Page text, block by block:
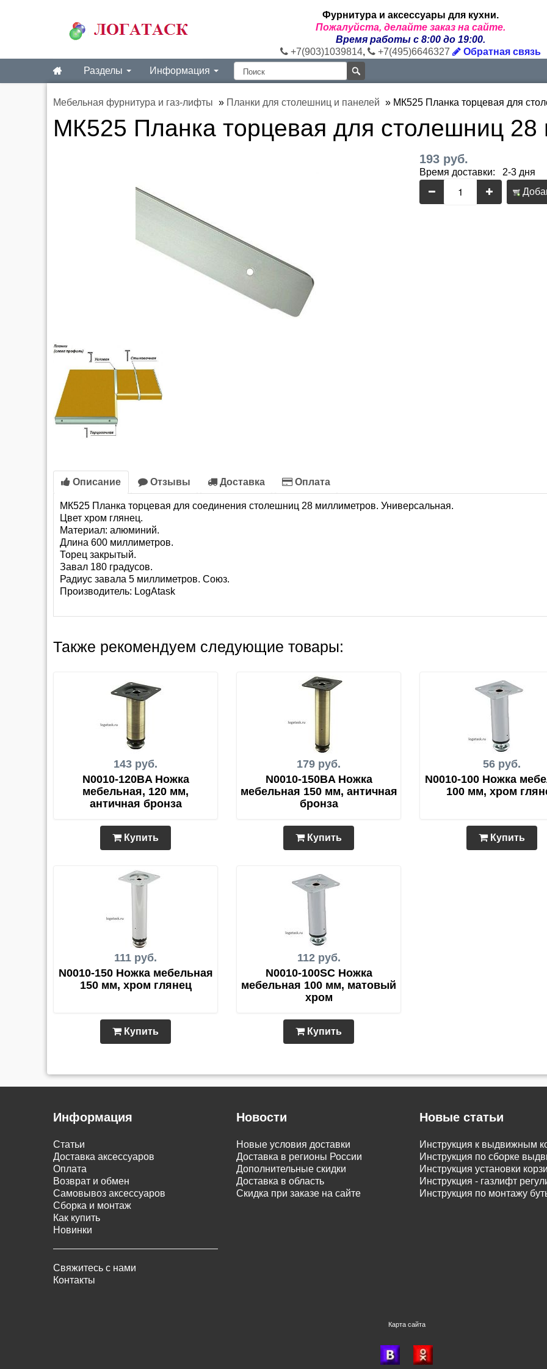
Фурнитура и аксессуары для кухни.
Пожалуйста, делайте заказ на сайте.
Время работы с 8:00 до 19:00.
+7(903)1039814, +7(495)6646327
Обратная связь
Разделы
Информация
Мебельная фурнитура и газ-лифты » Планки для столешниц и панелей » МК525 Планка торцевая для
МК525 Планка торцевая для столешниц
193 руб.
Время доставки: 2-3 дня
Описание Отзывы Доставка Оплата
МК525 Планка торцевая для соединения столешниц 28 миллиметров. Универсальная.
Цвет хром глянец.
Материал: алюминий.
Длина 600 миллиметров.
Торец закрытый.
Завал 180 градусов.
Радиус завала 5 миллиметров. Союз.
Производитель: LogAtask
Также рекомендуем следующие товары:
143 руб.
N0010-120BA Ножка
мебельная, 120 мм,
античная бронза
Купить
179 руб.
N0010-150BA Ножка
мебельная 150 мм, античная
бронза
Купить
56 руб.
N0010-100 Ножка
100 мм, хром
Купить
111 руб.
N0010-150 Ножка мебельная
150 мм, хром глянец
Купить
112 руб.
N0010-100SC Ножка
мебельная 100 мм, матовый
хром
Купить
Информация
Статьи
Доставка аксессуаров
Оплата
Возврат и обмен
Самовывоз аксессуаров
Сборка и монтаж
Как купить
Новинки
Свяжитесь с нами
Контакты
Новости
Новые условия доставки
Доставка в регионы России
Дополнительные скидки
Доставка в область
Скидка при заказе на сайте
Новые статьи
Инструкция к выдвижным
Инструкция по сборке
Инструкция установки
Инструкция - газлифт
Инструкция по монтажу
Карта сайта